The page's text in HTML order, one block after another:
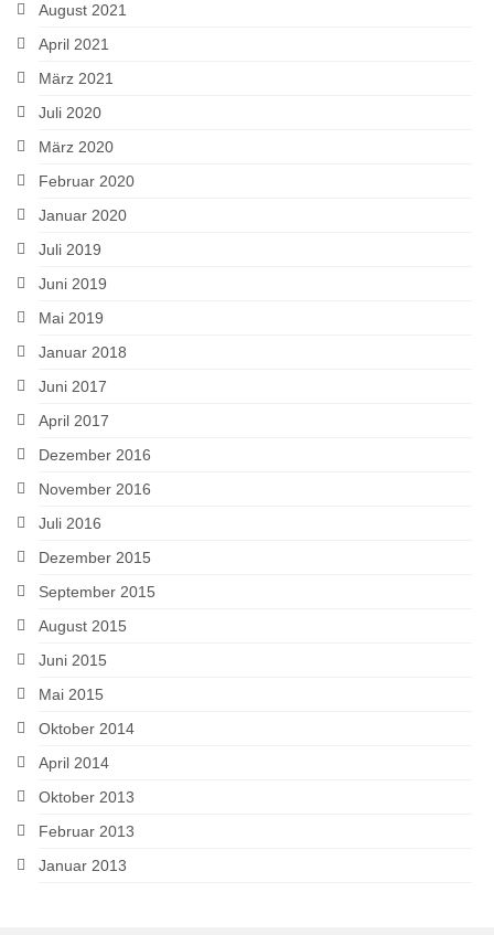
August 2021
April 2021
März 2021
Juli 2020
März 2020
Februar 2020
Januar 2020
Juli 2019
Juni 2019
Mai 2019
Januar 2018
Juni 2017
April 2017
Dezember 2016
November 2016
Juli 2016
Dezember 2015
September 2015
August 2015
Juni 2015
Mai 2015
Oktober 2014
April 2014
Oktober 2013
Februar 2013
Januar 2013